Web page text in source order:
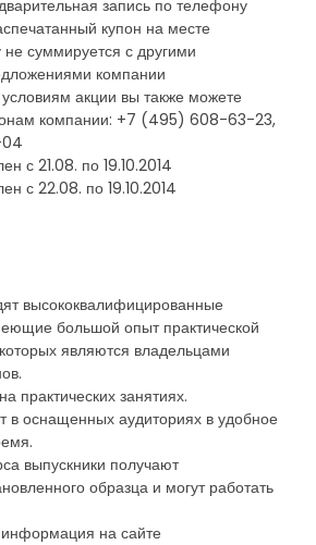
запись по телефону
купон на месте
суммируется с другими
компании
акции вы также можете
компании: +7 (495) 608-63-23,
с 21.08. по 19.10.2014
с 22.08. по 19.10.2014
высококвалифицированные
большой опыт практической
являются владельцами
практических занятиях.
в оснащенных аудиториях в удобное
выпускники получают
образца и могут работать
на сайте